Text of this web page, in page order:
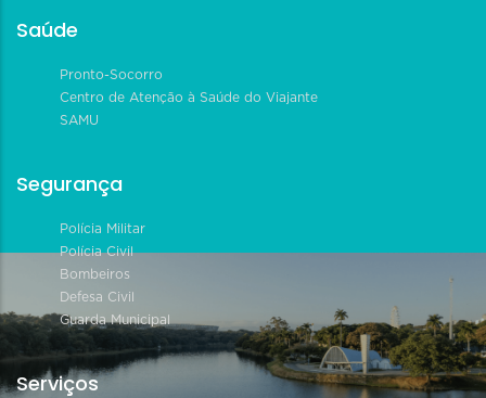
Saúde
Pronto-Socorro
Centro de Atenção à Saúde do Viajante
SAMU
Segurança
Polícia Militar
Polícia Civil
Bombeiros
Defesa Civil
Guarda Municipal
Serviços